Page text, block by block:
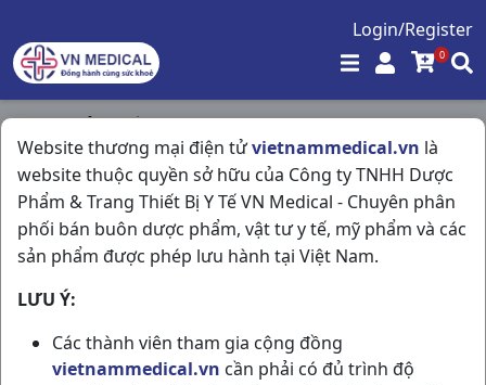
Login/Register
0
Website thương mại điện tửvietnammedical.vn là
website thuộc quyền sở hữu của Công ty TNHH Dược
Phẩm & Trang Thiết Bị Y Tế VN Medical - Chuyên phân
phối bán buôn dược phẩm, vật tư y tế, mỹ phẩm và các
sản phẩm được phép lưu hành tại Việt Nam.
LƯU Ý:
Các thành viên tham gia cộng đồng
vietnammedical.vn cần phải có đủ trình độ
Trang chủ / Dầu - Cao Dán /
Salonsip Gel-patch H20m Hisamitsu